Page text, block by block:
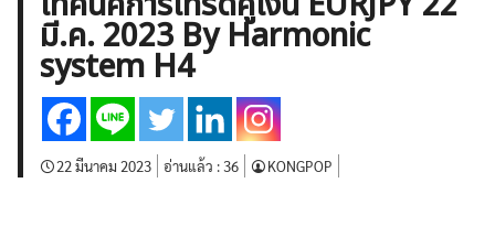
สำหรับ:
บทวิเคราะห์
เศรษฐกิจทั่วไป ดัชนี-หุ้น
พันธบัตร
สินค้าโภคภัณฑ์
โบรกเกอร์ FX
กองทุน Forex
ฟรี EA
มี.ค. 2023 By Harmonic
system H4
22 มีนาคม 2023 อ่านแล้ว :36 KONGPOP